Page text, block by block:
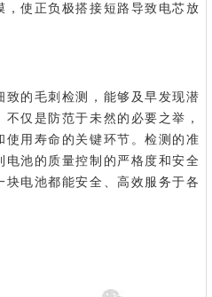
，使正负极搭接短路导致电芯放
致的毛刺检测，能够及早发现潜
仅是防范于未然的必要之举，
使用寿命的关键环节。检测的准
电池的质量控制的严格度和安全
电池都能安全、高效服务于各